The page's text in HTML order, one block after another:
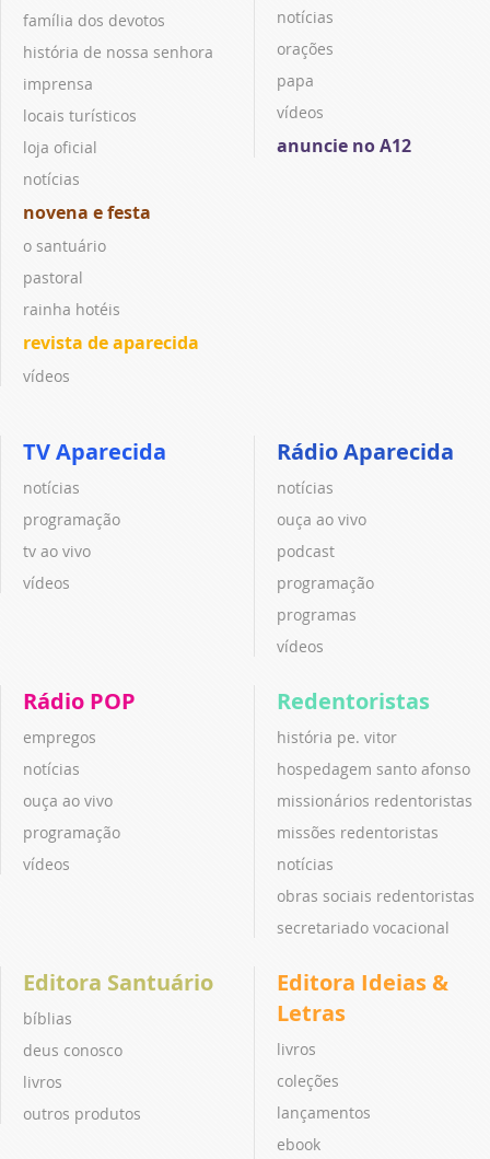
família dos devotos
história de nossa senhora
imprensa
locais turísticos
loja oficial
notícias
novena e festa
o santuário
pastoral
rainha hotéis
revista de aparecida
vídeos
notícias
orações
papa
vídeos
anuncie no A12
TV Aparecida
notícias
programação
tv ao vivo
vídeos
Rádio Aparecida
notícias
ouça ao vivo
podcast
programação
programas
vídeos
Rádio POP
empregos
notícias
ouça ao vivo
programação
vídeos
Redentoristas
história pe. vitor
hospedagem santo afonso
missionários redentoristas
missões redentoristas
notícias
obras sociais redentoristas
secretariado vocacional
Editora Santuário
bíblias
deus conosco
livros
outros produtos
Editora Ideias &
Letras
livros
coleções
lançamentos
ebook